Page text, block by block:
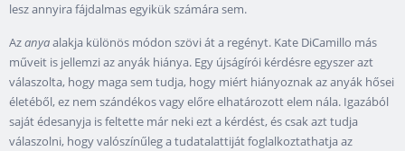
lesz annyira fájdalmas egyikük számára sem.
Azanyaalakja különös módon szövi át a regényt. Kate DiCamillo más
műveit is jellemzi az anyák hiánya. Egy újságírói kérdésre egyszer azt
válaszolta, hogy maga sem tudja, hogy miért hiányoznak az anyák hősei
életéből, ez nem szándékos vagy előre elhatározott elem nála. Igazából
saját édesanyja is feltette már neki ezt a kérdést, és csak azt tudja
válaszolni, hogy valószínűleg a tudatalattiját foglalkoztathatja az